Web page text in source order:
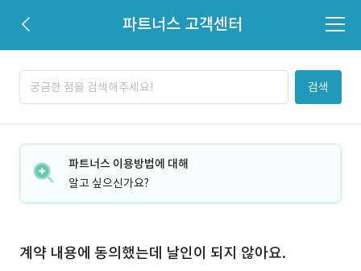
파트너스 고객센터
검색
파트너스 이용방법에 대해
알고 싶으신가요?
계약 내용에 동의했는데 날인이 되지 않아요.